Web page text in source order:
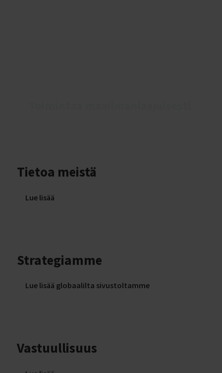
Tietoa meistä
Lue lisää
Strategiamme
Lue lisää globaalilta sivustoltamme
Vastuullisuus